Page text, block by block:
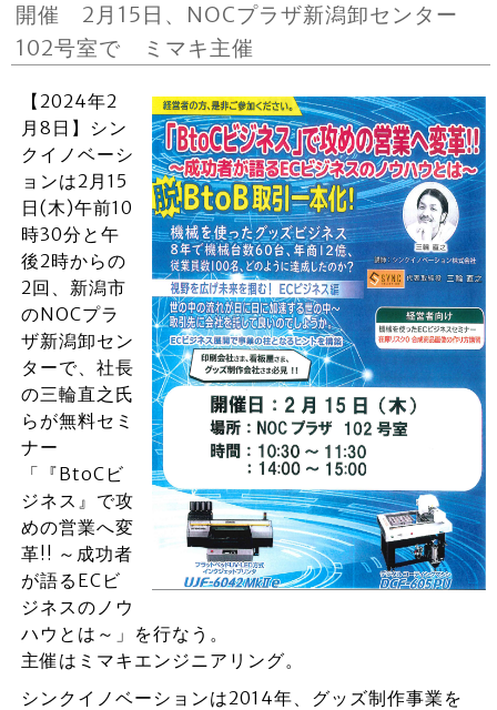
開催 2月15日、NOCプラザ新潟卸センター
102号室で ミマキ主催
【2024年2
月8日】シン
クイノベーシ
ョンは2月15
日(木)午前10
時30分と午
後2時からの
2回、新潟市
のNOCプラ
ザ新潟卸セン
ターで、社長
の三輪直之氏
らが無料セミ
ナー
「『BtoCビ
ジネス』で攻
めの営業へ変
革!! ～成功者
が語るECビ
ジネスのノウ
ハウとは～」を行なう。
主催はミマキエンジニアリング。
シンクイノベーションは2014年、グッズ制作事業を